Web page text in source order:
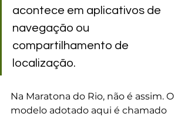
acontece em aplicativos de
navegação ou
compartilhamento de
localização.
Na Maratona do Rio, não é assim. O
modelo adotado aqui é chamado